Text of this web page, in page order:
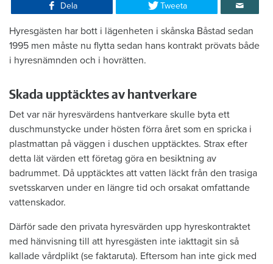
Dela Tweeta
Hyresgästen har bott i lägenheten i skånska Båstad sedan
1995 men måste nu flytta sedan hans kontrakt prövats både
i hyresnämnden och i hovrätten.
Skada upptäcktes av hantverkare
Det var när hyresvärdens hantverkare skulle byta ett
duschmunstycke under hösten förra året som en spricka i
plastmattan på väggen i duschen upptäcktes. Strax efter
detta lät värden ett företag göra en besiktning av
badrummet. Då upptäcktes att vatten läckt från den trasiga
svetsskarven under en längre tid och orsakat omfattande
vattenskador.
Därför sade den privata hyresvärden upp hyreskontraktet
med hänvisning till att hyresgästen inte iakttagit sin så
kallade vårdplikt (se faktaruta). Eftersom han inte gick med